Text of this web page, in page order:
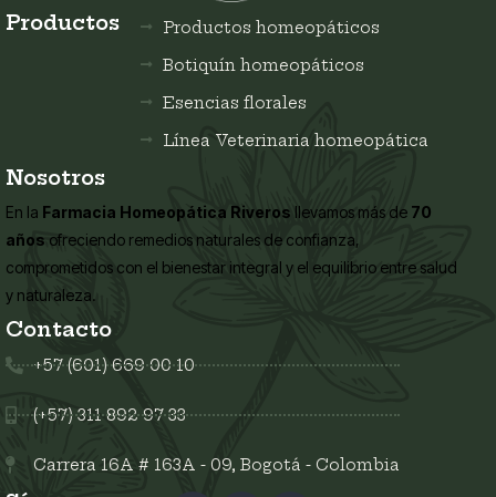
Productos
Productos homeopáticos
Botiquín homeopáticos
Esencias florales
Línea Veterinaria homeopática
Nosotros
En la Farmacia Homeopática Riveros llevamos más de 70
años ofreciendo remedios naturales de confianza,
comprometidos con el bienestar integral y el equilibrio entre salud
y naturaleza.
Contacto
+57 (601) 669 00 10
(+57) 311 892 97 33
Carrera 16A # 163A - 09, Bogotá - Colombia